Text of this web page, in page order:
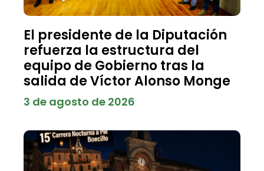
El presidente de la Diputación
refuerza la estructura del
equipo de Gobierno tras la
salida de Víctor Alonso Monge
3 de agosto de 2026